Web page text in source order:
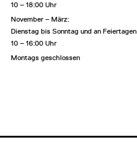
10 – 18:00 Uhr
November – März:
Dienstag bis Sonntag und an Feiertagen
10 – 16:00 Uhr
Montags geschlossen